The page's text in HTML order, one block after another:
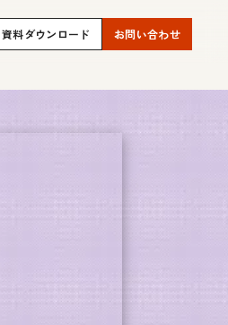
資料ダウンロード お問い合わせ